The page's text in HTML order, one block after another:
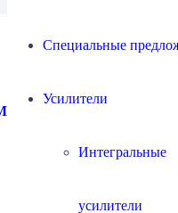
Специальные
Усилители
Интегральные
усилители
325 GEN2